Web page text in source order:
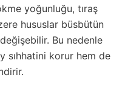
yoğunluğu, tıraş
hususlar büsbütün
Bu nedenle
sıhhatini korur hem de